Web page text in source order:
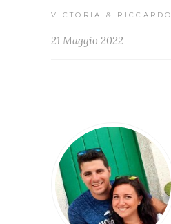
VICTORIA & RICCARDO
21 Maggio 2022